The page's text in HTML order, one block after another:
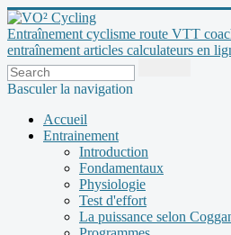
Entraînement cyclisme route VTT
entraînement articles calculateurs en
Basculer la navigation
Accueil
Entrainement
Introduction
Fondamentaux
Physiologie
Test d'effort
La puissance selon